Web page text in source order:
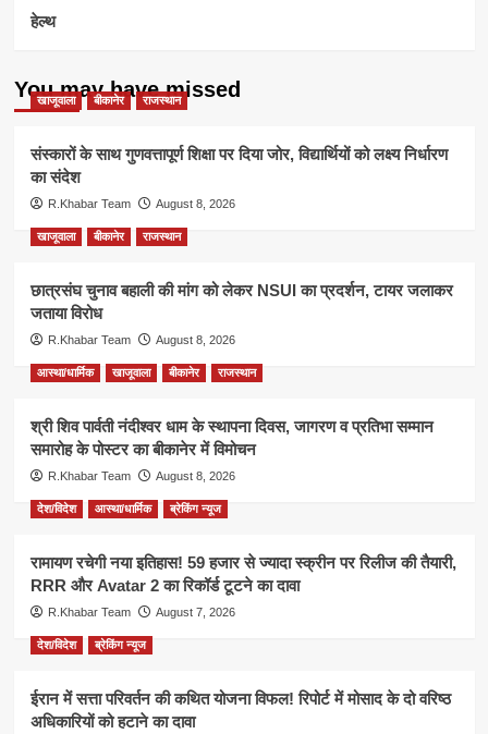
हेल्थ
You may have missed
खाजूवाला बीकानेर राजस्थान
संस्कारों के साथ गुणवत्तापूर्ण शिक्षा पर दिया जोर, विद्यार्थियों को लक्ष्य निर्धारण
का संदेश
R.Khabar Team August 8, 2026
खाजूवाला बीकानेर राजस्थान
छात्रसंघ चुनाव बहाली की मांग को लेकर NSUI का प्रदर्शन, टायर जलाकर
जताया विरोध
R.Khabar Team August 8, 2026
आस्था/धार्मिक खाजूवाला बीकानेर राजस्थान
श्री शिव पार्वती नंदीश्वर धाम के स्थापना दिवस, जागरण व प्रतिभा सम्मान
समारोह के पोस्टर का बीकानेर में विमोचन
R.Khabar Team August 8, 2026
देश/विदेश आस्था/धार्मिक ब्रेकिंग न्यूज
रामायण रचेगी नया इतिहास! 59 हजार से ज्यादा स्क्रीन पर रिलीज की तैयारी,
RRR और Avatar 2 का रिकॉर्ड टूटने का दावा
R.Khabar Team August 7, 2026
देश/विदेश ब्रेकिंग न्यूज
ईरान में सत्ता परिवर्तन की कथित योजना विफल! रिपोर्ट में मोसाद के दो वरिष्ठ
अधिकारियों को हटाने का दावा